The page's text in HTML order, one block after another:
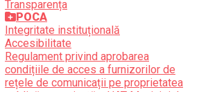
Transparența
POCA
Integritate instituțională
Accesibilitate
Regulament privind aprobarea
condițiile de acces a furnizorilor de
rețele de comunicații pe proprietatea